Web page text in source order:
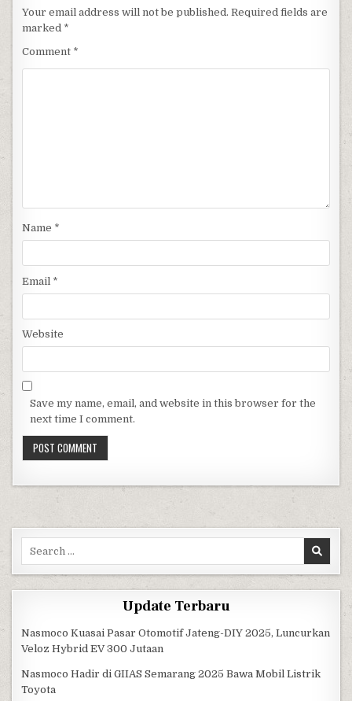
Your email address will not be published. Required fields are
marked *
Comment *
Name *
Email *
Website
Save my name, email, and website in this browser for the
next time I comment.
Update Terbaru
Nasmoco Kuasai Pasar Otomotif Jateng-DIY 2025, Luncurkan
Veloz Hybrid EV 300 Jutaan
Nasmoco Hadir di GIIAS Semarang 2025 Bawa Mobil Listrik
Toyota